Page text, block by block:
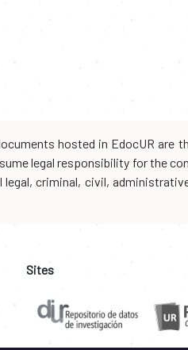
hosted in EdocUR
legal responsibility for the
criminal, civil,
Sites